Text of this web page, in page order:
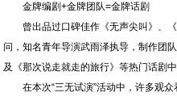
金牌编剧+金牌团队=金牌话剧
曾出品过口碑佳作《无声尖叫》、《
问，知名青年导演武雨泽执导，制作团
及《那次说走就走的旅行》等热门话剧中
在本次“三无试演”活动中，许多观众